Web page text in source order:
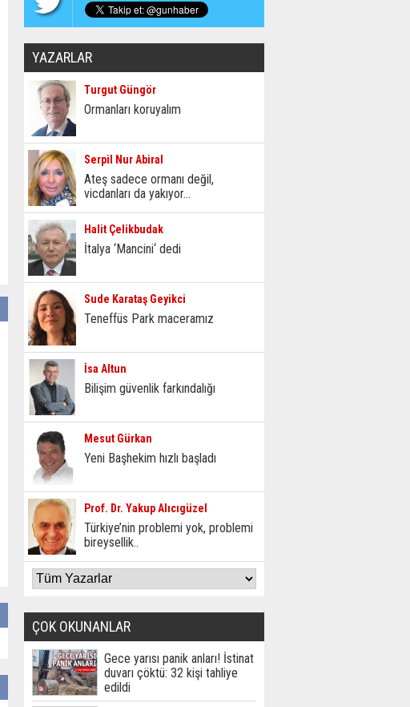
YAZARLAR
Turgut Güngör
Ormanları koruyalım
Serpil Nur Abiral
Ateş sadece ormanı değil,
vicdanları da yakıyor...
Halit Çelikbudak
İtalya ‘Mancini‘ dedi
Sude Karataş Geyikci
Teneffüs Park maceramız
İsa Altun
Bilişim güvenlik farkındalığı
Mesut Gürkan
Yeni Başhekim hızlı başladı
Prof. Dr. Yakup Alıcıgüzel
Türkiye’nin problemi yok, problemi
bireysellik..
ÇOK OKUNANLAR
Gece yarısı panik anları! İstinat
duvarı çöktü: 32 kişi tahliye
edildi